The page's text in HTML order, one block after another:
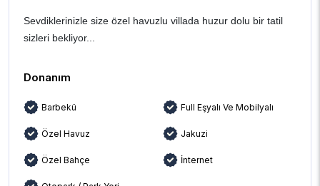
Sevdiklerinizle size özel havuzlu villada huzur dolu bir tatil
sizleri bekliyor...
Donanım
Barbekü Full Eşyalı Ve Mobilyalı
Özel Havuz Jakuzi
Özel Bahçe İnternet